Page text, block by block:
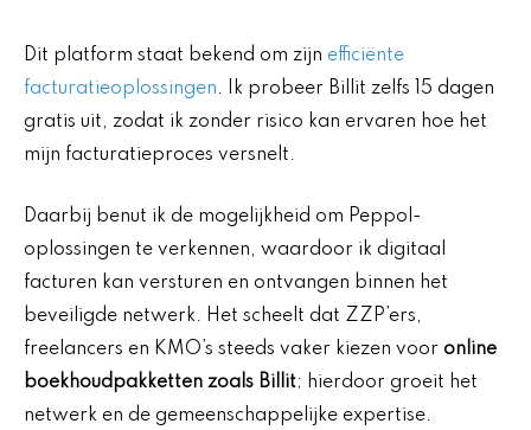
Dit platform staat bekend om zijn efficiënte
facturatieoplossingen. Ik probeer Billit zelfs 15 dagen
gratis uit, zodat ik zonder risico kan ervaren hoe het
mijn facturatieproces versnelt.
Daarbij benut ik de mogelijkheid om Peppol-
oplossingen te verkennen, waardoor ik digitaal
facturen kan versturen en ontvangen binnen het
beveiligde netwerk. Het scheelt dat ZZP’ers,
freelancers en KMO’s steeds vaker kiezen voor online
boekhoudpakketten zoals Billit; hierdoor groeit het
netwerk en de gemeenschappelijke expertise.